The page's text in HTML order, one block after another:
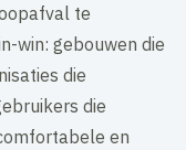
te
win: gebouwen die
die
die
en